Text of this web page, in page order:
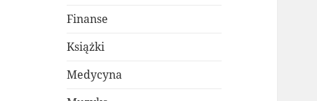
Finanse
Książki
Medycyna